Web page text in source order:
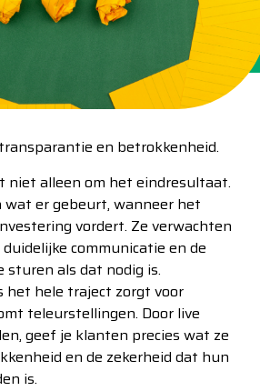
en betrokkenheid.
niet alleen om het eindresultaat.
er gebeurt, wanneer het
vordert. Ze verwachten
communicatie en de
sturen als dat nodig is.
het hele traject zorgt voor
teleurstellingen. Door live
geef je klanten precies wat ze
en de zekerheid dat hun
is.